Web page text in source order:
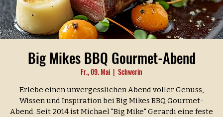
Big Mikes BBQ Gourmet-Abend
Fr., 09. Mai
  |
Schwerin
Erlebe einen unvergesslichen Abend voller Genuss,
Wissen und Inspiration bei Big Mikes BBQ Gourmet-
Abend. Seit 2014 ist Michael "Big Mike" Gerardi eine feste